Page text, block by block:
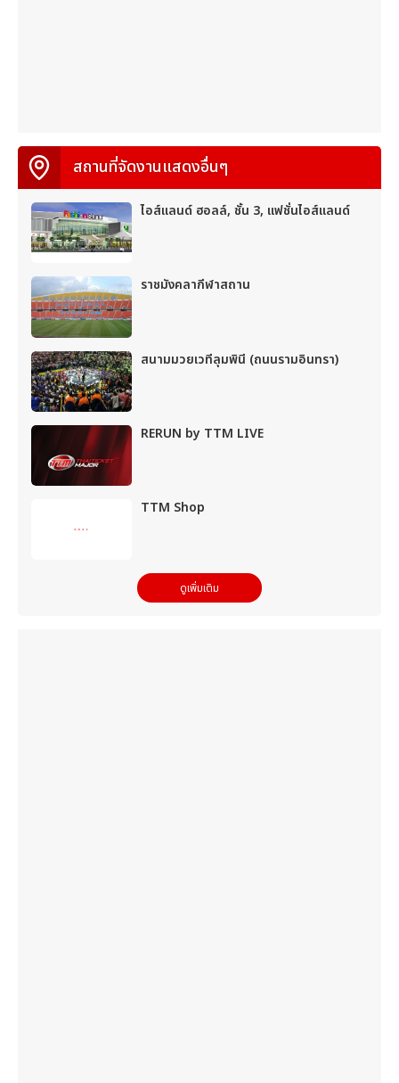
สถานที่จัดงานแสดงอื่นๆ
ไอส์แลนด์ ฮอลล์, ชั้น 3, แฟชั่นไอส์แลนด์
ราชมังคลากีฬาสถาน
สนามมวยเวทีลุมพินี (ถนนรามอินทรา)
RERUN by TTM LIVE
TTM Shop
ดูเพิ่มเติม